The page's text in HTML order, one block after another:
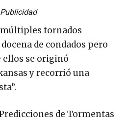
Publicidad
tornados
de condados pero
ellos se originó
y recorrió una
de Tormentas